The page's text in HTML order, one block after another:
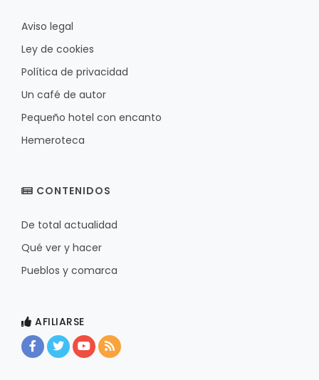
Aviso legal
Ley de cookies
Política de privacidad
Un café de autor
Pequeño hotel con encanto
Hemeroteca
CONTENIDOS
De total actualidad
Qué ver y hacer
Pueblos y comarca
AFILIARSE